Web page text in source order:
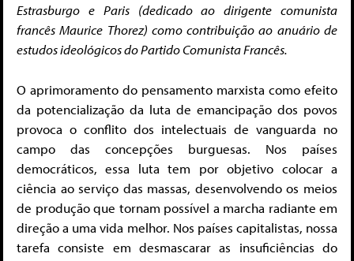
Estrasburgo e Paris (dedicado ao dirigente comunista
francês Maurice Thorez) como contribuição ao anuário de
estudos ideológicos do Partido Comunista Francês.
O aprimoramento do pensamento marxista como efeito
da potencialização da luta de emancipação dos povos
provoca o conflito dos intelectuais de vanguarda no
campo das concepções burguesas. Nos países
democráticos, essa luta tem por objetivo colocar a
ciência ao serviço das massas, desenvolvendo os meios
de produção que tornam possível a marcha radiante em
direção a uma vida melhor. Nos países capitalistas, nossa
tarefa consiste em desmascarar as insuficiências do